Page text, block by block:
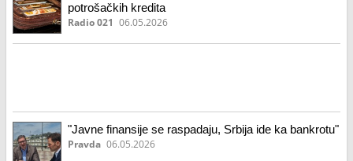
potrošačkih kredita
Radio 021 06.05.2026
"Javne finansije se raspadaju, Srbija ide ka bankrotu"
Pravda 06.05.2026